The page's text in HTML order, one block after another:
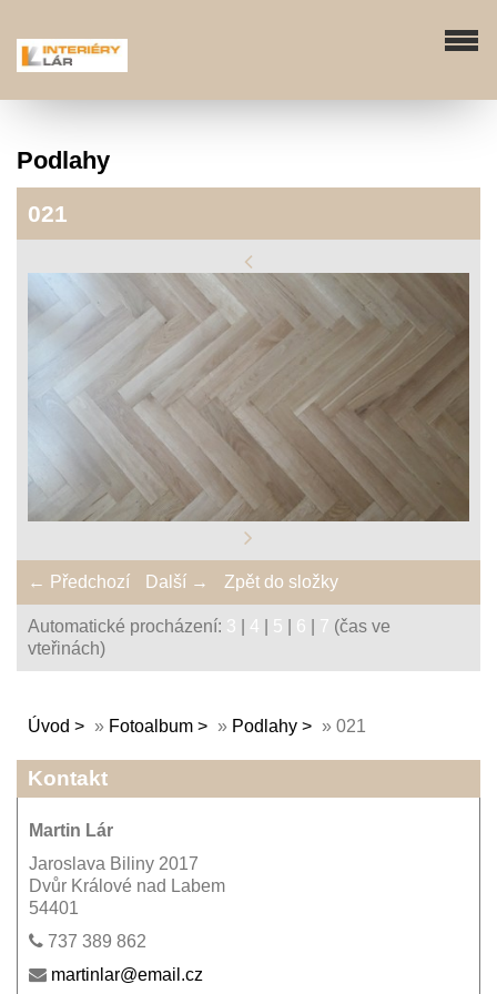
Podlahy
021
← Předchozí Další → Zpět do složky
Automatické procházení: 3 4 5 6 7 (čas ve
vteřinách)
Úvod » Fotoalbum » Podlahy » 021
Kontakt
Martin Lár
Jaroslava Biliny 2017
Dvůr Králové nad Labem
54401
737 389 862
martinlar@email.cz